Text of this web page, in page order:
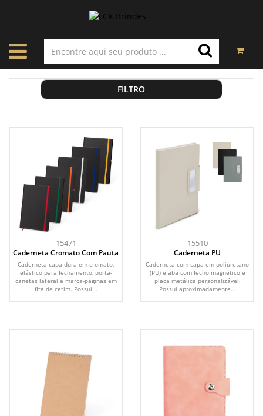
FILTRO
15471
Caderneta Cromato Com Pauta
Caderneta capa dura em cromato,
elástico para fechamento, porta-
canetas lateral e marca-páginas em
fita de cetim. Possui...
15510
Caderneta PU
Caderneta com capa em poliuretano
(PU) e aba com fecho magnético e
placa metálica personalizável.
Possui aproximadamente...